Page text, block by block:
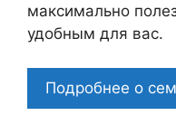
максимально
удобным для вас.
Подробнее о